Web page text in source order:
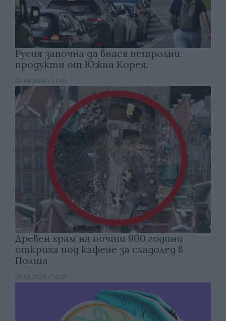
Русия започна да внася петролни
продукти от Южна Корея.
07.08.2026 / 17:05
Древен храм на почти 900 години
откриха под кафене за сладолед в
Полша
07.08.2026 / 16:00